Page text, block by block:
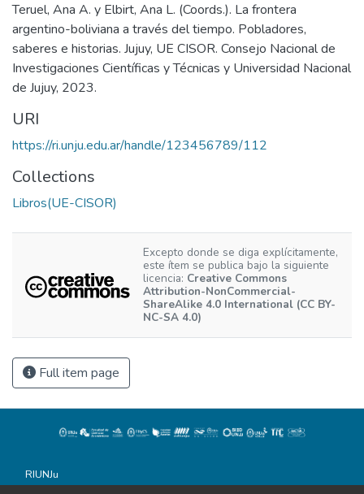
Teruel, Ana A. y Elbirt, Ana L. (Coords.). La frontera
argentino-boliviana a través del tiempo. Pobladores,
saberes e historias. Jujuy, UE CISOR. Consejo Nacional de
Investigaciones Científicas y Técnicas y Universidad Nacional
de Jujuy, 2023.
URI
https://ri.unju.edu.ar/handle/123456789/112
Collections
Libros(UE-CISOR)
Excepto donde se diga explícitamente,
este ítem se publica bajo la siguiente
licencia: Creative Commons
Attribution-NonCommercial-
ShareAlike 4.0 International (CC BY-
NC-SA 4.0)
Full item page
RIUNJu
Universidad Nacional de Jujuy